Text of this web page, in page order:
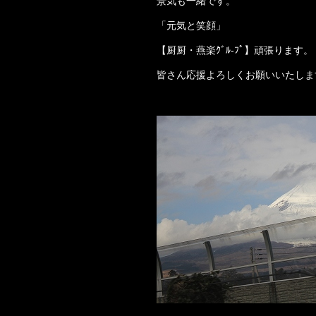
「元気と笑顔」
【厨厨・燕楽ｸﾞﾙ-ﾌﾟ】頑張ります。
皆さん応援よろしくお願いいたし